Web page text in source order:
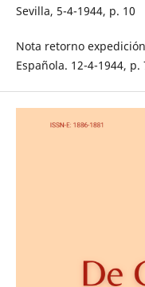
Sevilla, 5-4-1944, p. 10
Nota retorno
Española. 12-4-1944, p.